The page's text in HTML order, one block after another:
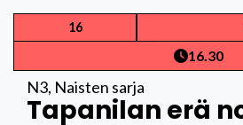
16
16.30
N3, Naisten sarja
Tapanilan erä